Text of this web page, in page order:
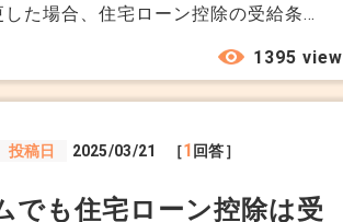
た場合、住宅ローン控除の受給条件
1395 view
投稿日 2025/03/21 ［1 回答］
でも住宅ローン控除は受